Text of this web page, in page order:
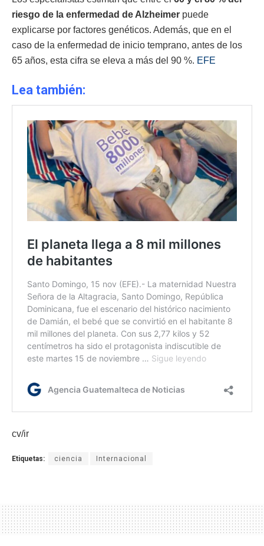
riesgo de la enfermedad de Alzheimer puede
explicarse por factores genéticos. Además, que en el
caso de la enfermedad de inicio temprano, antes de los
65 años, esta cifra se eleva a más del 90 %. EFE
Lea también:
cv/ir
Etiquetas: ciencia Internacional